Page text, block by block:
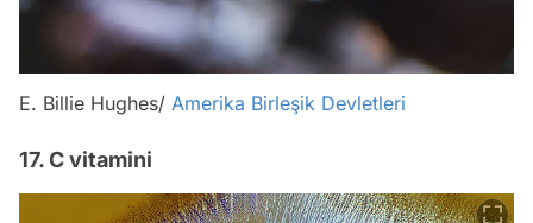
E. Billie Hughes/ Amerika Birleşik Devletleri
17. C vitamini